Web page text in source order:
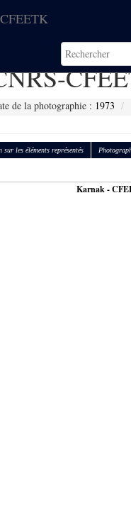
de la photographie : 1973
sur les éléments représentés